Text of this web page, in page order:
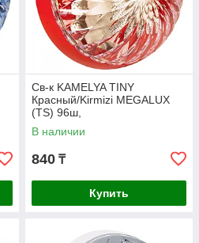
Св-к KAMELYA TINY
Красный/Kirmizi MEGALUX
(TS) 96ш,
В наличии
840 ₸
Купить